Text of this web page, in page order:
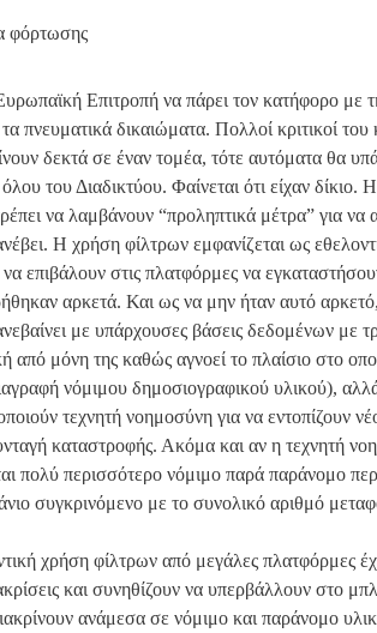
φόρτωσης
Επιτροπή να πάρει τον κατήφορο με
πνευματικά δικαιώματα. Πολλοί κριτικοί
δεκτά σε έναν τομέα, τότε αυτόματα θα
του Διαδικτύου. Φαίνεται ότι είχαν δίκιο.
να λαμβάνουν “προληπτικά μέτρα” για να
Η χρήση φίλτρων εμφανίζεται ως
επιβάλουν στις πλατφόρμες να
αρκετά. Και ως να μην ήταν αυτό
με υπάρχουσες βάσεις δεδομένων με
από μόνη της καθώς αγνοεί το πλαίσιο στο
νόμιμου δημοσιογραφικού υλικού),
τεχνητή νοημοσύνη για να εντοπίζουν
καταστροφής. Ακόμα και αν η τεχνητή
πολύ περισσότερο νόμιμο παρά παράνομο
συγκρινόμενο με το συνολικό αριθμό
χρήση φίλτρων από μεγάλες πλατφόρμες
και συνηθίζουν να υπερβάλλουν στο
ανάμεσα σε νόμιμο και παράνομο